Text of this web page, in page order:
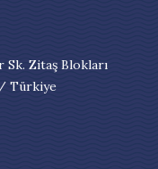
Sk. Zitaş Blokları
/ Türkiye